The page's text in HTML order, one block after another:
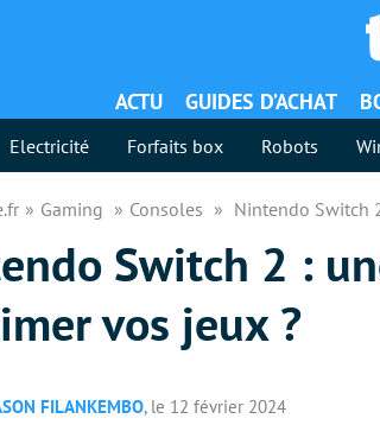
ACTU GUIDES D’ACHAT
Electricité Forfaits box Robots
Gaming Consoles Nintendo Switch
Switch 2 :
vos jeux ?
FILANKEMBO, le 12 février 2024